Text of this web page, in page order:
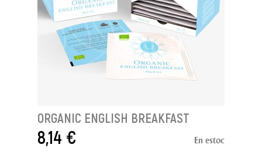
ORGANIC ENGLISH BREAKFAST
8,14 € En estoc